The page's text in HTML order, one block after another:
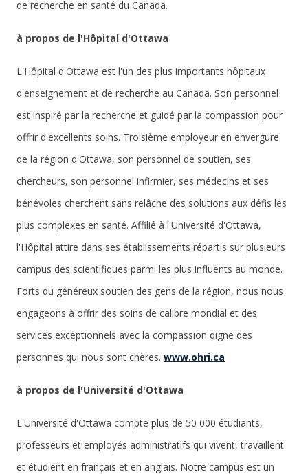
de recherche en santé du Canada.
à propos de l'Hôpital d'Ottawa
L'Hôpital d'Ottawa est l'un des plus importants hôpitaux
d'enseignement et de recherche au Canada. Son personnel
est inspiré par la recherche et guidé par la compassion pour
offrir d'excellents soins. Troisième employeur en envergure
de la région d'Ottawa, son personnel de soutien, ses
chercheurs, son personnel infirmier, ses médecins et ses
bénévoles cherchent sans relâche des solutions aux défis les
plus complexes en santé. Affilié à l'Université d'Ottawa,
l'Hôpital attire dans ses établissements répartis sur plusieurs
campus des scientifiques parmi les plus influents au monde.
Forts du généreux soutien des gens de la région, nous nous
engageons à offrir des soins de calibre mondial et des
services exceptionnels avec la compassion digne des
personnes qui nous sont chères. www.ohri.ca
à propos de l'Université d'Ottawa
L'Université d'Ottawa compte plus de 50 000 étudiants,
professeurs et employés administratifs qui vivent, travaillent
et étudient en français et en anglais. Notre campus est un